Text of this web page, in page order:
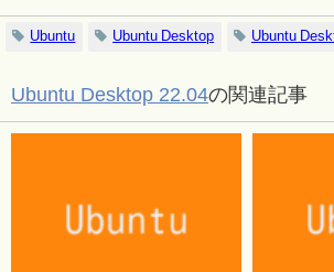
Ubuntu Ubuntu Desktop Ubuntu
Ubuntu Desktop 22.04の関連記事